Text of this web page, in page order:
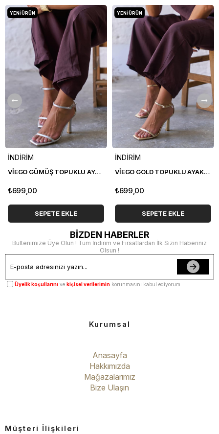
İNDİRİM
VİEGO GÜMÜŞ TOPUKLU AYAKKABI
₺699,00
SEPETE EKLE
YENI ÜRÜN
İNDİRİM
VİEGO GOLD TOPUKLU AYAKKABI
₺699,00
SEPETE EKLE
YENI ÜRÜN
BİZDEN HABERLER
Bültenimize Üye Olun ! Tüm İndirim ve Fırsatlardan İlk Sizin Haberiniz
Olsun !
Üyelik koşullarını ve kişisel verilerimin korunmasını kabul ediyorum.
Kurumsal
Anasayfa
Hakkımızda
Mağazalarımız
Bize Ulaşın
Müşteri İlişkileri